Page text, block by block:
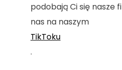
podobają Ci się nasze
nas na naszym
TikToku
.